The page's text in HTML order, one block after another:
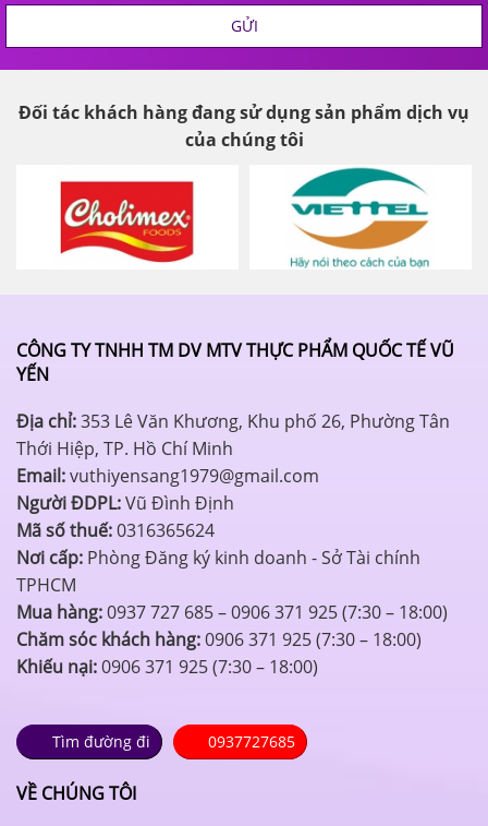
GỬI
Đối tác khách hàng đang sử dụng sản phẩm dịch vụ
của chúng tôi
CÔNG TY TNHH TM DV MTV THỰC PHẨM QUỐC TẾ VŨ
YẾN
Địa chỉ:353 Lê Văn Khương, Khu phố 26, Phường Tân
Thới Hiệp, TP. Hồ Chí Minh
Email:vuthiyensang1979@gmail.com
Người ĐDPL:Vũ Đình Định
Mã số thuế:0316365624
Nơi cấp: Phòng Đăng ký kinh doanh - Sở Tài chính
TPHCM
Mua hàng:0937 727 685 – 0906 371 925 (7:30 – 18:00)
Chăm sóc khách hàng:0906 371 925 (7:30 – 18:00)
Khiếu nại:0906 371 925 (7:30 – 18:00)
Tìm đường đi 0937727685
VỀ CHÚNG TÔI